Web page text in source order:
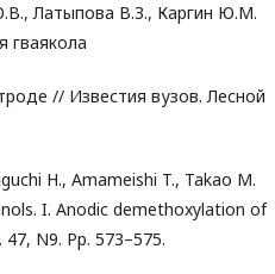
Латыпова В.З., Каргин Ю.М.
гваякола
// Известия вузов. Лесной
H., Amameishi T., Takao M.
I. Anodic demethoxylation of
N9. Pp. 573–575.